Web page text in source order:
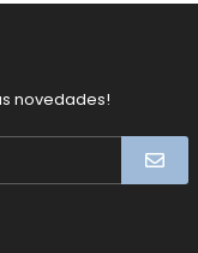
novedades!